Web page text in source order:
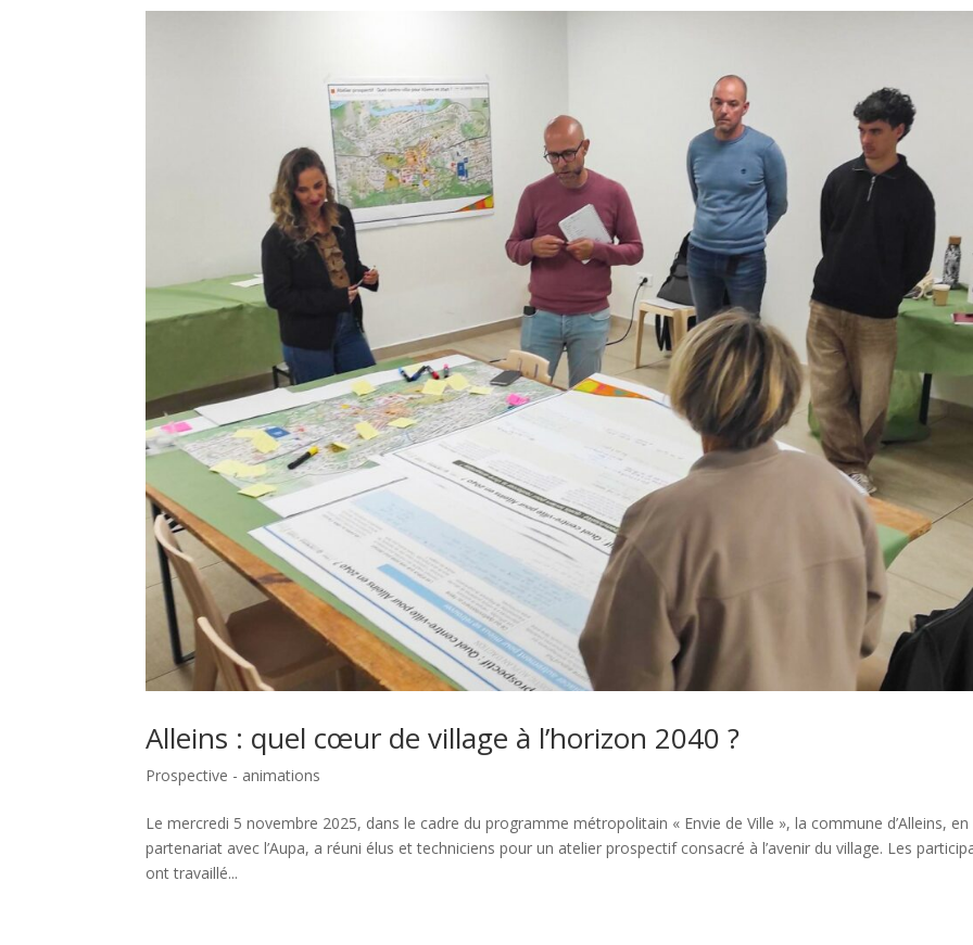
Alleins : quel cœur de village à l’horizon 2040 ?
Prospective - animations
Le mercredi 5 novembre 2025, dans le cadre du programme métropolitain « Envie de Ville », la commune d’Alleins, en
partenariat avec l’Aupa, a réuni élus et techniciens pour un atelier prospectif consacré à l’avenir du village. Les
ont travaillé...